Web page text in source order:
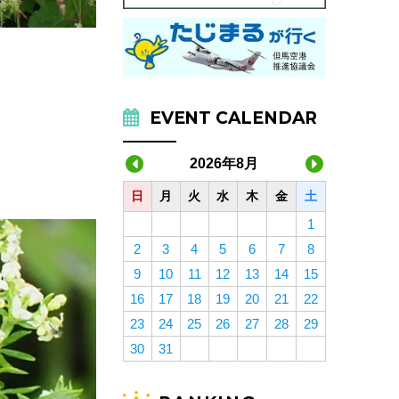
EVENT CALENDAR
2026年8月
日 月 火 水 木 金 土
1
2
3 4 5 6 7
8
9
10 11 12 13 14
15
16
17 18 19 20 21
22
23
24 25 26 27 28
29
30
31